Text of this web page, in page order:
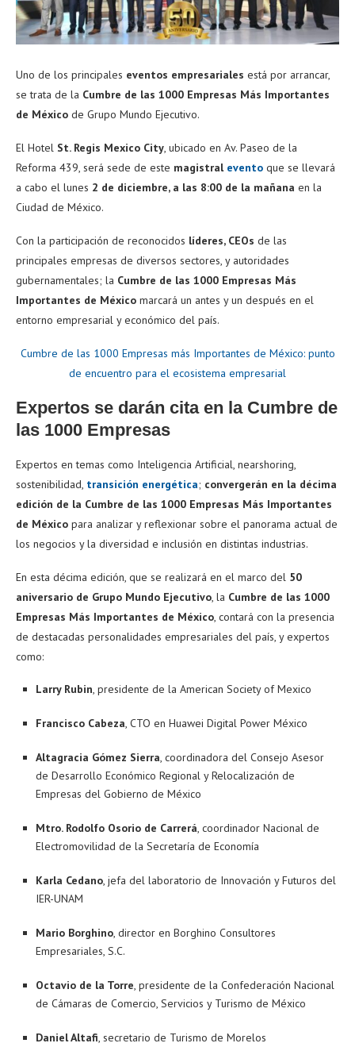
Uno de los principales eventos empresariales está por arrancar,
se trata de la Cumbre de las 1000 Empresas Más Importantes
de México de Grupo Mundo Ejecutivo.
El Hotel St. Regis Mexico City, ubicado en Av. Paseo de la
Reforma 439, será sede de este magistral evento que se llevará
a cabo el lunes 2 de diciembre, a las 8:00 de la mañana en la
Ciudad de México.
Con la participación de reconocidos líderes, CEOs de las
principales empresas de diversos sectores, y autoridades
gubernamentales; la Cumbre de las 1000 Empresas Más
Importantes de México marcará un antes y un después en el
entorno empresarial y económico del país.
Cumbre de las 1000 Empresas más Importantes de México: punto
de encuentro para el ecosistema empresarial
Expertos se darán cita en la Cumbre de
las 1000 Empresas
Expertos en temas como Inteligencia Artificial, nearshoring,
sostenibilidad, transición energética; convergerán en la décima
edición de la Cumbre de las 1000 Empresas Más Importantes
de México para analizar y reflexionar sobre el panorama actual de
los negocios y la diversidad e inclusión en distintas industrias.
En esta décima edición, que se realizará en el marco del 50
aniversario de Grupo Mundo Ejecutivo, la Cumbre de las 1000
Empresas Más Importantes de México, contará con la presencia
de destacadas personalidades empresariales del país, y expertos
como:
Larry Rubin, presidente de la American Society of Mexico
Francisco Cabeza, CTO en Huawei Digital Power México
Altagracia Gómez Sierra, coordinadora del Consejo Asesor
de Desarrollo Económico Regional y Relocalización de
Empresas del Gobierno de México
Mtro. Rodolfo Osorio de Carrerá, coordinador Nacional de
Electromovilidad de la Secretaría de Economía
Karla Cedano, jefa del laboratorio de Innovación y Futuros del
IER-UNAM
Mario Borghino, director en Borghino Consultores
Empresariales, S.C.
Octavio de la Torre, presidente de la Confederación Nacional
de Cámaras de Comercio, Servicios y Turismo de México
Daniel Altafi, secretario de Turismo de Morelos